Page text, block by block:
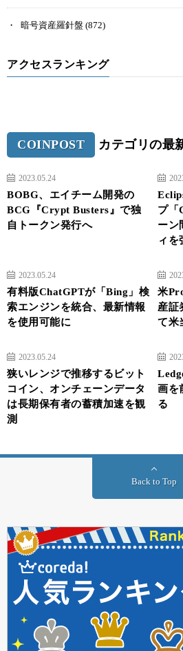
暗号資産羅針盤 (872)
アクセスランキング
COINPOST カテゴリの最
2023.05.24
BOBG、エイチーム開発の
BCG『Crypt Busters』で独
自トークン発行へ
プ「
ーン
ィを
2023.05.24
有料版ChatGPTが「Bing」検
索エンジンを統合、最新情報
を使用可能に
米
産証
て米
2023.05.24
狭いレンジで推移するビット
コイン、オンチェーンデータ
は長期保有者の蓄積加速を観
測
画を
る
Back to Top